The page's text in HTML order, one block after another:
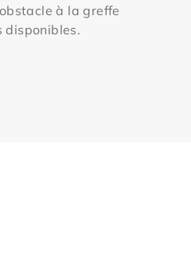
à la greffe
disponibles.